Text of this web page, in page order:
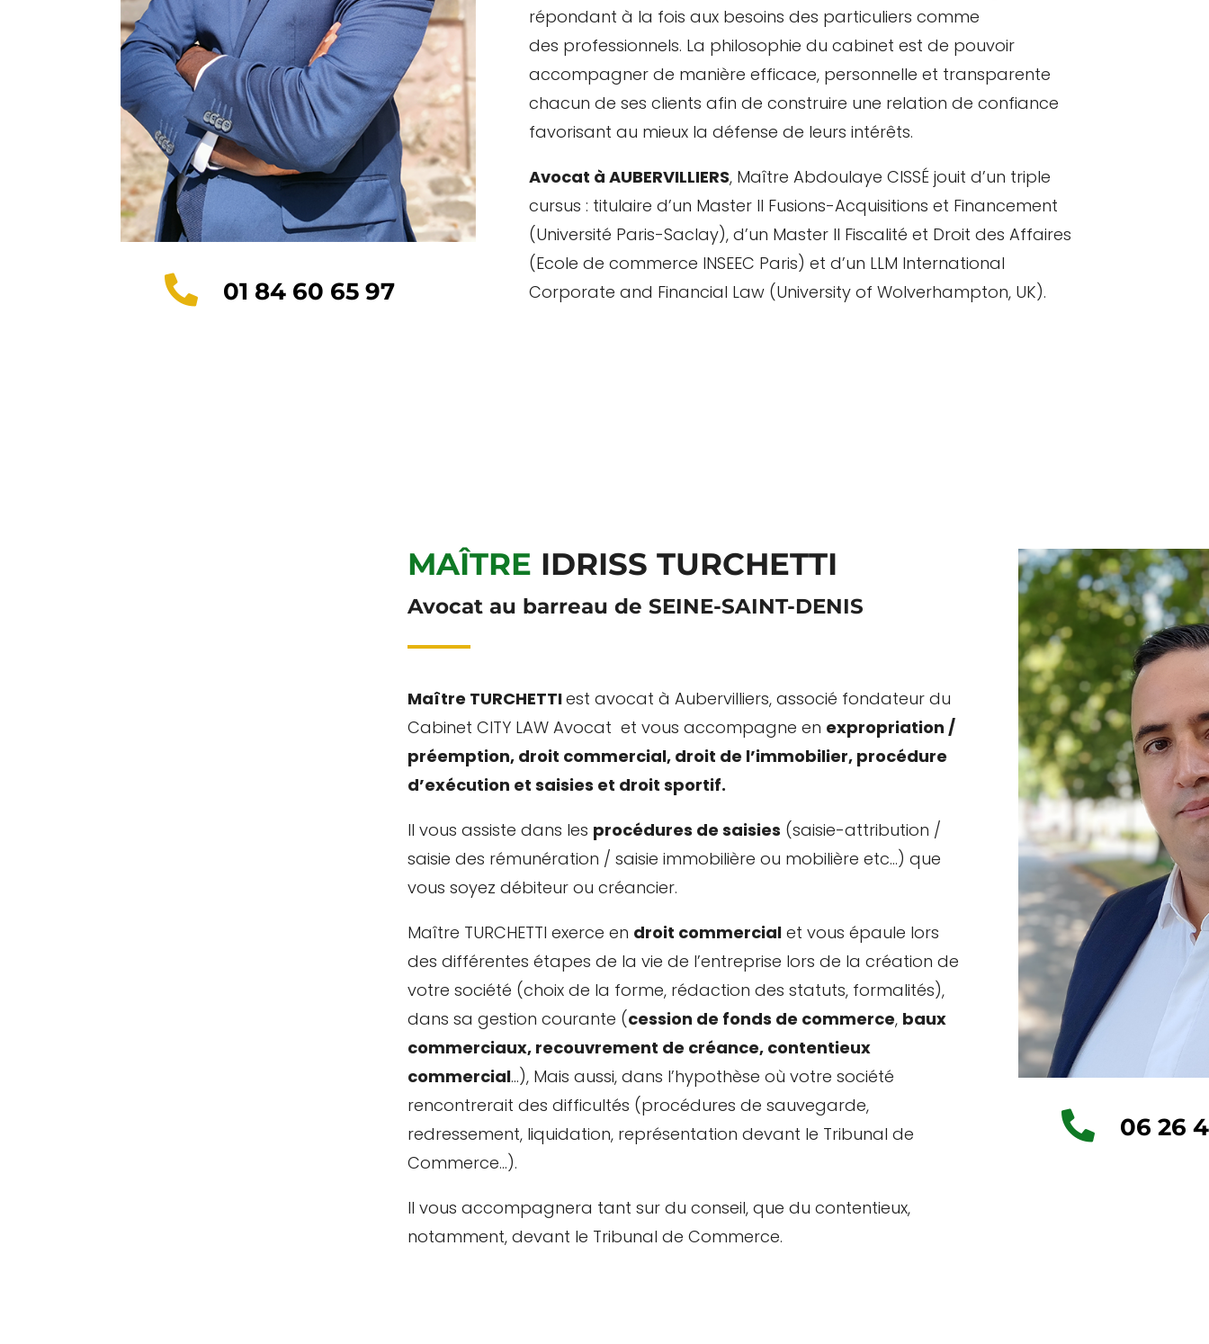
 01 84 60 65 97
répondant à la fois aux besoins des particuliers comme
des professionnels. La philosophie du cabinet est de pouvoir
accompagner de manière efficace, personnelle et transparente
chacun de ses clients afin de construire une relation de confiance
favorisant au mieux la défense de leurs intérêts.
Avocat à AUBERVILLIERS, Maître Abdoulaye CISSÉ jouit d’un triple
cursus : titulaire d’un Master II Fusions-Acquisitions et Financement
(Université Paris-Saclay), d’un Master II Fiscalité et Droit des Affaires
(Ecole de commerce INSEEC Paris) et d’un LLM International
Corporate and Financial Law (University of Wolverhampton, UK).
MAÎTRE IDRISS TURCHETTI
Avocat au barreau de SEINE-SAINT-DENIS
Maître TURCHETTIest avocat à Aubervilliers, associé fondateur du
Cabinet CITY LAW Avocat et vous accompagne en expropriation /
préemption, droit commercial, droit de l’immobilier, procédure
d’exécution et saisies et droit sportif.
Il vous assiste dans les procédures de saisies (saisie-attribution /
saisie des rémunération / saisie immobilière ou mobilière etc…) que
vous soyez débiteur ou créancier.
Maître TURCHETTI exerce en droit commercial et vous épaule lors
des différentes étapes de la vie de l’entreprise lors de la création de
votre société (choix de la forme, rédaction des statuts, formalités),
dans sa gestion courante (cession de fonds de commerce, baux
commerciaux, recouvrement de créance, contentieux
commercial…), Mais aussi, dans l’hypothèse où votre société
rencontrerait des difficultés (procédures de sauvegarde,
redressement, liquidation, représentation devant le Tribunal de
Commerce…).
Il vous accompagnera tant sur du conseil, que du contentieux,
notamment, devant le Tribunal de Commerce.
 06 26